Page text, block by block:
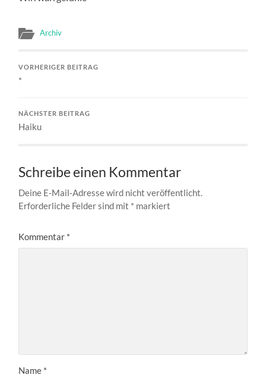
Archiv
VORHERIGER BEITRAG
*
NÄCHSTER BEITRAG
Haiku
Schreibe einen Kommentar
Deine E-Mail-Adresse wird nicht veröffentlicht.
Erforderliche Felder sind mit * markiert
Kommentar *
Name *